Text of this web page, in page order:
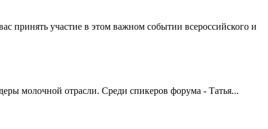
участие в этом важном событии всероссийского и
молочной отрасли. Среди спикеров форума - Татья...